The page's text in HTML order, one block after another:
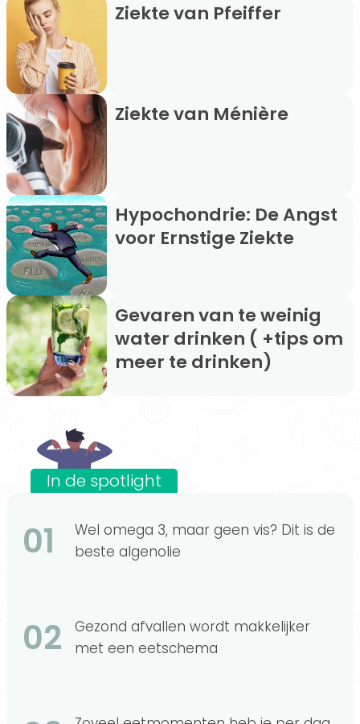
Ziekte van Pfeiffer
Ziekte van Ménière
Hypochondrie: De Angst
voor Ernstige Ziekte
Gevaren van te weinig
water drinken ( +tips om
meer te drinken)
In de spotlight
01
Wel omega 3, maar geen vis? Dit is de
beste algenolie
02
Gezond afvallen wordt makkelijker
met een eetschema